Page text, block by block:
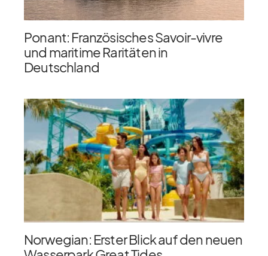
Ponant: Französisches Savoir-vivre
und maritime Raritäten in
Deutschland
Norwegian: Erster Blick auf den neuen